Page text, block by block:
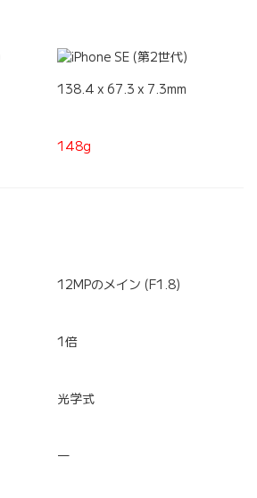
138.4 x 67.3 x 7.3mm
148g
12MPのメイン (F1.8)
1倍
光学式
―